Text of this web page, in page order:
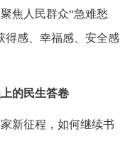
焦人民群众“急难愁
得感、幸福感、安全感
的民生答卷
新征程，如何继续书